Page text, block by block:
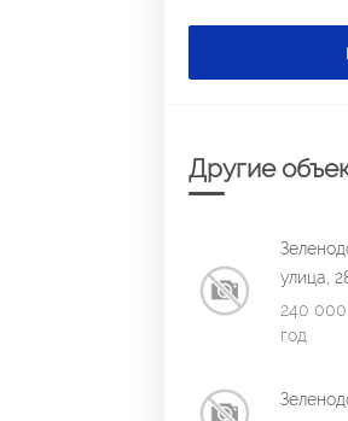
Другие
улица,
240
год